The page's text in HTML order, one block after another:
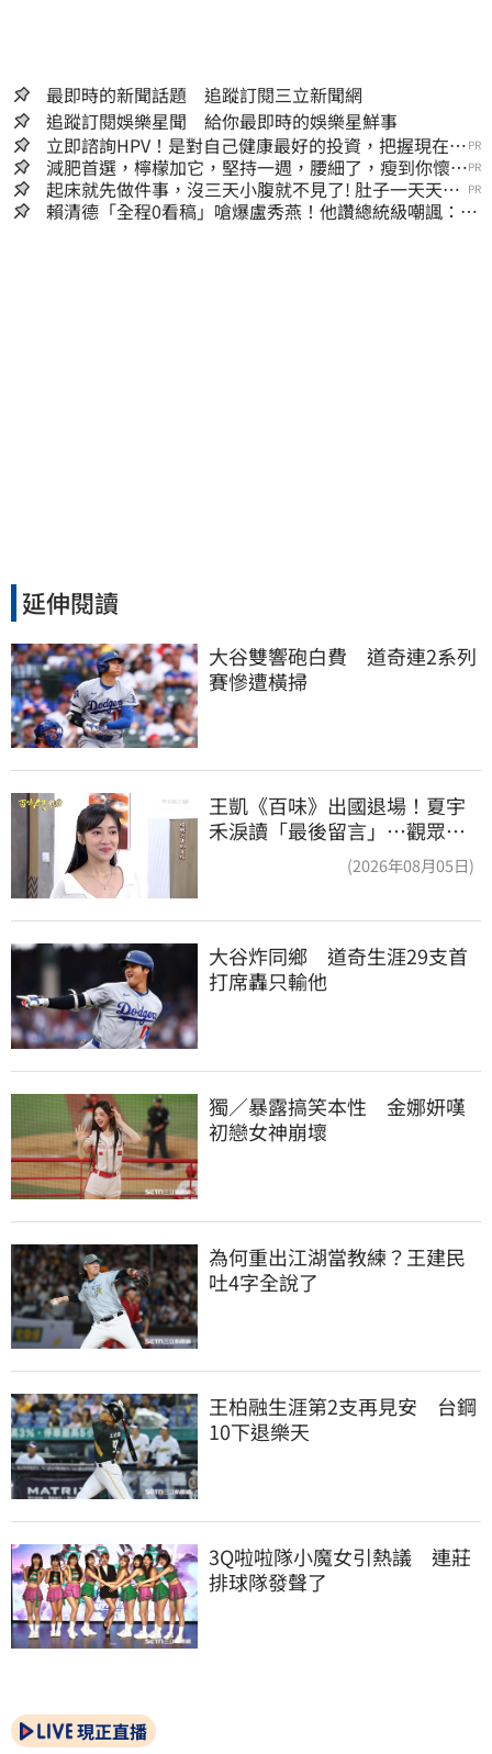
最即時的新聞話題 追蹤訂閱三立新聞網
追蹤訂閱娛樂星聞 給你最即時的娛樂星鮮事
立即諮詢HPV！是對自己健康最好的投資，把握現在不
嫌晚！
PR
減肥首選，檸檬加它，堅持一週，腰細了，瘦到你懷疑
人生
PR
起床就先做件事，沒三天小腹就不見了! 肚子一天天變
小！
PR
賴清德「全程0看稿」嗆爆盧秀燕！他讚總統級嘲諷：把
延伸閱讀
大谷雙響砲白費　道奇連2系列
賽慘遭橫掃
王凱《百味》出國退場！夏宇
禾淚讀「最後留言」…觀眾全
(2026年08月05日)
大谷炸同鄉　道奇生涯29支首
打席轟只輸他
獨／暴露搞笑本性　金娜妍嘆
初戀女神崩壞
為何重出江湖當教練？王建民
吐4字全說了
王柏融生涯第2支再見安　台鋼
10下退樂天
3Q啦啦隊小魔女引熱議　連莊
排球隊發聲了
現正直播